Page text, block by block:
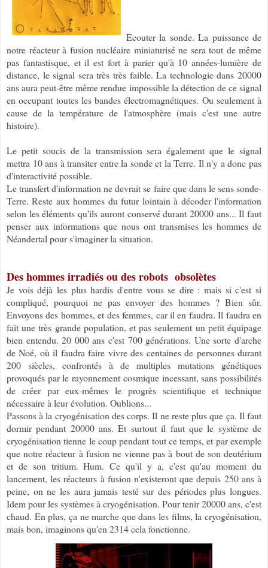
Ecouter la sonde. La puissance de
notre réacteur à fusion nucléaire miniaturisé ne sera tout de même
pas fantastisque, et il est fort à parier qu'à 10 années-lumière de
distance, le signal sera très très faible. La technologie dans 20000
ans aura peut-être même rendue impossible la détection de ce signal
en occupant toutes les bandes électromagnétiques. Ou seulement à
cause de la température de l'atmosphère (mais c'est une autre
histoire).
Le petit soucis de la transmission sera également que le signal
mettra 10 ans à transiter entre la sonde et la Terre. Il n'y a donc pas
d'interactivité possible.
Le transfert d'information ne devrait se faire que dans le sens sonde-
Terre. Reste aux hommes du futur lointain à décoder l'information
selon les éléments qu'ils auront conservé durant 20000 ans... Il faut
penser aux informations que nous ont transmises les hommes de
Néandertal pour s'imaginer la situation.
Des hommes irradiés ou des robots obsolètes
Je vois déjà les plus hardis d'entre vous se dire : mais si c'est si
compliqué, pourquoi ne pas envoyer des hommes ? Bien sûr.
Envoyons des hommes, et des femmes, car il en faudra. Il faudra en
fait une très grande population, et pas seulement un petit équipage
bien entendu. 20 000 ans c'est 700 générations. Une sorte d'arche
de Noé, où il faudra faire vivre des centaines de personnes durant
200 siècles, confrontés à de multiples mutations génétiques
provoqués par le rayonnement cosmique incessant, sans possibilités
de créer par eux-mêmes le progrès scientifique et technique
nécessaire à leur évolution. Oublions...
Passons à la cryogénisation des corps. Il ne reste plus que ça. Il faut
dormir pendant 20000 ans. Et surtout il faut que le système de
cryogénisation tienne le coup pendant tout ce temps, et par exemple
que notre réacteur à fusion ne vienne pas à bout de son deutérium
et de son tritium. Hum. Ce qu'il y a, c'est qu'au moment du
lancement, les réacteurs à fusion n'existeront que depuis 250 ans à
peine, on ne les aura jamais testé sur des périodes plus longues.
Idem pour les systèmes à cryogénisation. Pour tenir 20000 ans, c'est
chaud. En plus, ça ne marche que dans les films, la cryogénisation,
mais bon, imaginons qu'en 2314 cela fonctionne.